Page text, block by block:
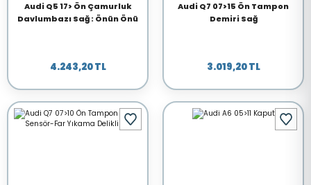
Audi Q5 17> Ön Çamurluk
Davlumbazı Sağ : Önün Önü
4.243,20 TL
Audi Q7 07>15 Ön Tampon
Demiri Sağ
3.019,20 TL